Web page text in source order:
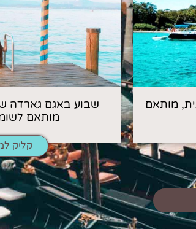
מותאם
שבוע באגם גארדה
מותאם
קליק